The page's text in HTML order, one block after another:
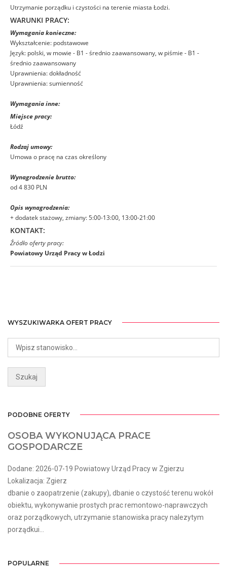
Utrzymanie porządku i czystości na terenie miasta Łodzi.
WARUNKI PRACY:
Wymagania konieczne:
Wykształcenie: podstawowe
Język: polski, w mowie - B1 - średnio zaawansowany, w piśmie - B1 -
średnio zaawansowany
Uprawnienia: dokładność
Uprawnienia: sumienność
Wymagania inne:
Miejsce pracy:
Łódź
Rodzaj umowy:
Umowa o pracę na czas określony
Wynagrodzenie brutto:
od 4 830 PLN
Opis wynagrodzenia:
+ dodatek stażowy, zmiany: 5:00-13:00, 13:00-21:00
KONTAKT:
Źródło oferty pracy:
Powiatowy Urząd Pracy w Łodzi
WYSZUKIWARKA OFERT PRACY
PODOBNE OFERTY
OSOBA WYKONUJĄCA PRACE
GOSPODARCZE
Dodane: 2026-07-19 Powiatowy Urząd Pracy w Zgierzu
Lokalizacja: Zgierz
dbanie o zaopatrzenie (zakupy), dbanie o czystość terenu wokół
obiektu, wykonywanie prostych prac remontowo-naprawczych
oraz porządkowych, utrzymanie stanowiska pracy nalezytym
porządkui...
POPULARNE